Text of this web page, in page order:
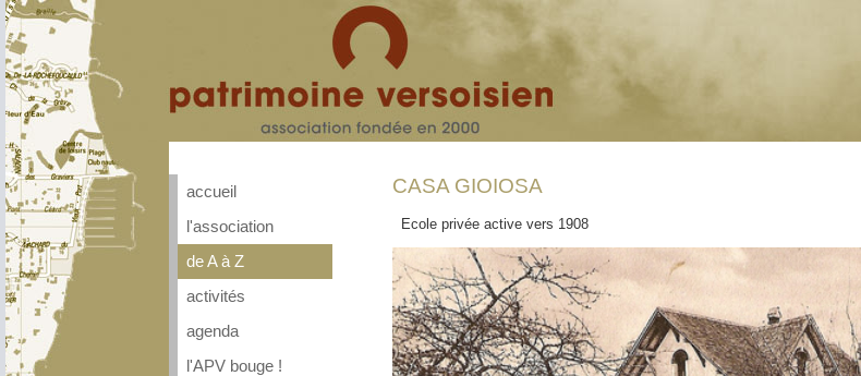
accueil
l'association
de A à Z
activités
agenda
l'APV bouge !
CASA GIOIOSA
Ecole privée active vers 1908